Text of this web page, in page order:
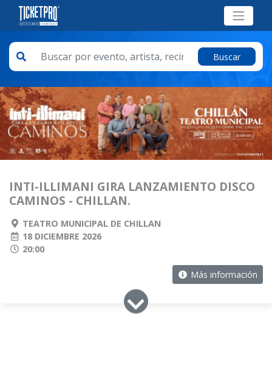
Buscar
INTI-ILLIMANI GIRA LANZAMIENTO DISCO
CAMINOS - CHILLAN.
TEATRO MUNICIPAL DE CHILLAN
18 DICIEMBRE 2026
20:00
Más información